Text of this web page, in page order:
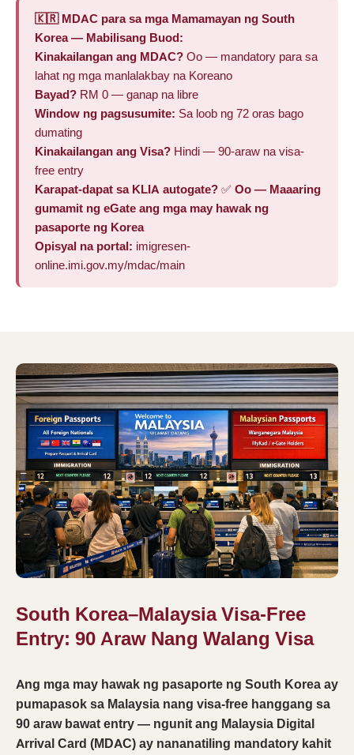
🇰🇷 MDAC para sa mga Mamamayan ng South
Korea — Mabilisang Buod:
Kinakailangan ang MDAC? Oo — mandatory para sa
lahat ng mga manlalakbay na Koreano
Bayad? RM 0 — ganap na libre
Window ng pagsusumite: Sa loob ng 72 oras bago
dumating
Kinakailangan ang Visa? Hindi — 90-araw na visa-
free entry
Karapat-dapat sa KLIA autogate? ✅ Oo — Maaaring
gumamit ng eGate ang mga may hawak ng
pasaporte ng Korea
Opisyal na portal: imigresen-
online.imi.gov.my/mdac/main
South Korea–Malaysia Visa-Free
Entry: 90 Araw Nang Walang Visa
Ang mga may hawak ng pasaporte ng South Korea ay
pumapasok sa Malaysia nang visa-free hanggang sa
90 araw bawat entry — ngunit ang Malaysia Digital
Arrival Card (MDAC) ay nananatiling mandatory kahit